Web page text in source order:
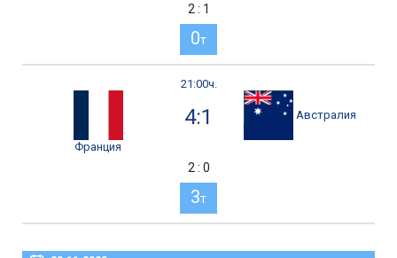
2 : 1
0т
21:00ч.
Франция
4:1 Австралия
2 : 0
3т